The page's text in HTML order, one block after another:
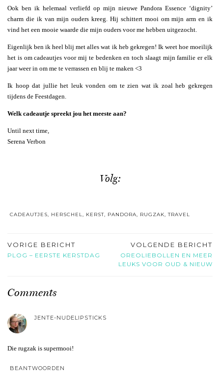
Ook ben ik helemaal verliefd op mijn nieuwe Pandora Essence ‘dignity’
charm die ik van mijn ouders kreeg. Hij schittert mooi om mijn arm en ik
vind het een mooie waarde die mijn ouders voor me hebben uitgezocht.
Eigenlijk ben ik heel blij met alles wat ik heb gekregen! Ik weet hoe moeilijk
het is om cadeautjes voor mij te bedenken en toch slaagt mijn familie er elk
jaar weer in om me te verrassen en blij te maken <3
Ik hoop dat jullie het leuk vonden om te zien wat ik zoal heb gekregen
tijdens de Feestdagen.
Welk cadeautje spreekt jou het meeste aan?
Until next time,
Serena Verbon
Volg:
CADEAUTJES, HERSCHEL, KERST, PANDORA, RUGZAK,TRAVEL
VORIGE BERICHT
PLOG – EERSTE KERSTDAG
VOLGENDE BERICHT
OREOLIEBOLLEN EN MEER
LEUKS VOOR OUD & NIEUW
Comments
JENTE-NUDELIPSTICKS
Die rugzak is supermooi!
BEANTWOORDEN